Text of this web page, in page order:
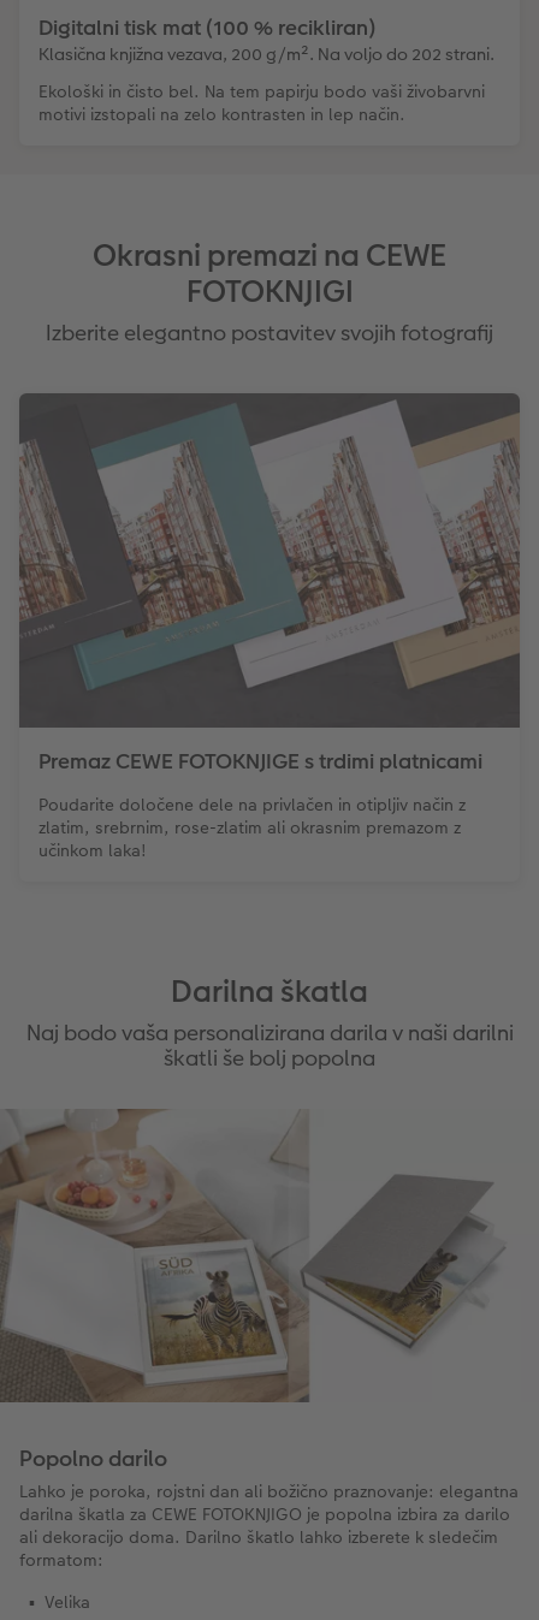
Digitalni tisk mat (100 % recikliran)
Klasična knjižna vezava, 200 g/m². Na voljo do 202 strani.
Ekološki in čisto bel. Na tem papirju bodo vaši živobarvni
motivi izstopali na zelo kontrasten in lep način.
Okrasni premazi na CEWE
FOTOKNJIGI
Izberite elegantno postavitev svojih fotografij
Premaz CEWE FOTOKNJIGE s trdimi platnicami
Poudarite določene dele na privlačen in otipljiv način z
zlatim, srebrnim, rose-zlatim ali okrasnim premazom z
učinkom laka!
Darilna škatla
Naj bodo vaša personalizirana darila v naši darilni
škatli še bolj popolna
Popolno darilo
Lahko je poroka, rojstni dan ali božično praznovanje: elegantna
darilna škatla za CEWE FOTOKNJIGO je popolna izbira za darilo
ali dekoracijo doma. Darilno škatlo lahko izberete k sledečim
formatom:
Velika